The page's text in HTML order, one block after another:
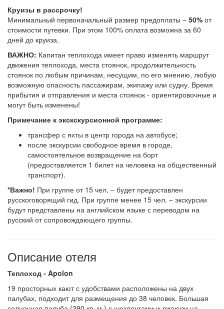
Круизы в рассрочку!
Минимальный первоначальный размер предоплаты – 50% от
стоимости путевки. При этом 100% оплата возможна за 60
дней до круиза.
ВАЖНО: Капитан теплохода имеет право изменять маршрут
движения теплохода, места стоянок, продолжительность
стоянок по любым причинам, несущим, по его мнению, любую
возможную опасность пассажирам, экипажу или судну. Время
прибытия и отправления и места стоянок - ориентировочные и
могут быть изменены!
Примечание к экскскурсионной программе:
трансфер с яхты в центр города на автобусе;
после экскурсии свободное время в городе,
самостоятельное возвращение на борт
(предоставляется 1 билет на человека на общественный
транспорт).
*Важно! При группе от 15 чел. – будет предоставлен
русскоговорящий гид. При группе менее 15 чел. – экскурсии
будут представлены на английском языке с переводом на
русский от сопровождающего группы.
Описание отеля
Теплоход - Apolon
19 просторных кают с удобствами расположены на двух
палубах, подходит для размещения до 38 человек. Большая